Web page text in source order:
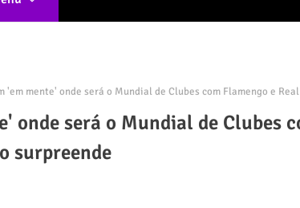
'em mente' onde será o Mundial de Clubes com Flamengo e
onde será o Mundial de Clubes
surpreende